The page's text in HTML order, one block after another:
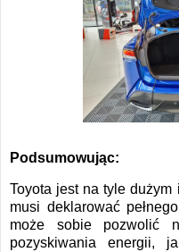
Podsumowując:
Toyota jest na tyle
musi deklarować
może sobie pozwolić
pozyskiwania energii,